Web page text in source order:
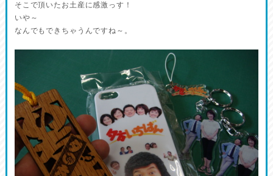
そこで頂いたお土産に感激っす！
いや～
なんでもできちゃうんですね～。